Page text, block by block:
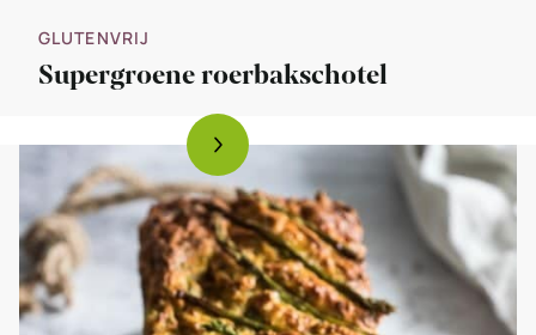
GLUTENVRIJ
Supergroene roerbakschotel